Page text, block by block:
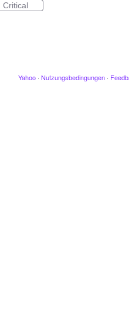
Critical
Yahoo · Nutzungsbedingungen ·